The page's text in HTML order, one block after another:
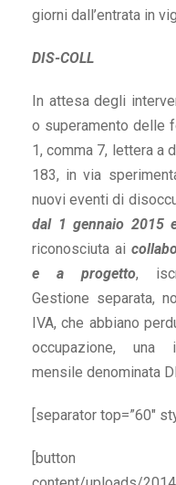
giorni dall’entrata in
DIS-COLL
In attesa degli
o superamento delle
1, comma 7, lettera a
183, in via
nuovi eventi di
dal 1 gennaio 2015
riconosciuta ai
e a progetto,
Gestione separata,
IVA, che abbiano
occupazione, una
mensile denominata
[separator top=”60″
[button